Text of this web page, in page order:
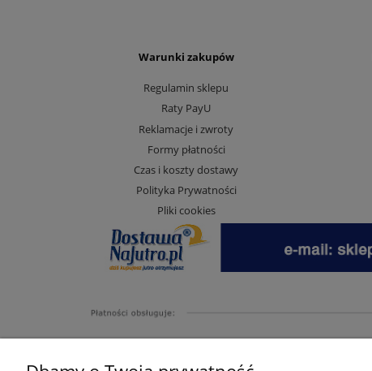
Warunki zakupów
Regulamin sklepu
Raty PayU
Reklamacje i zwroty
Formy płatności
Czas i koszty dostawy
Polityka Prywatności
Pliki cookies